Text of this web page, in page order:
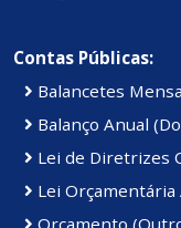
Contas Públicas:
Balancetes
Balanço Anual
Lei de Diretrizes
Lei Orçamentária
Orçamento